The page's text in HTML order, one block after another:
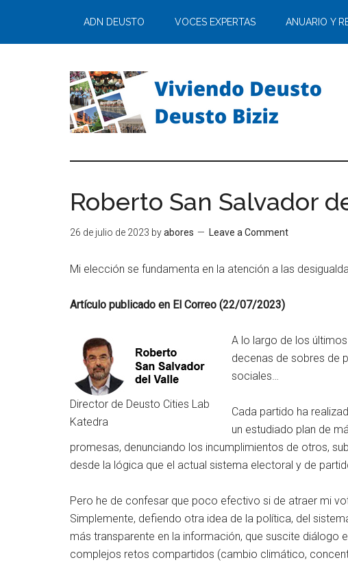
ADN DEUSTO VOCES EXPERTAS ANUARIO Y
Roberto San Salvador
26 de julio de 2023 byabores Leave a Comment
Mi elección se fundamenta en la atención a las
Artículo publicado en El Correo (22/07/2023)
Director de Deusto Cities Lab
Katedra
A lo largo de los
decenas de sobres de
sociales…
Cada partido ha
un estudiado plan de
promesas, denunciando los incumplimientos de otros,
desde la lógica que el actual sistema electoral y de
Pero he de confesar que poco efectivo si de atraer mi
Simplemente, defiendo otra idea de la política, del
más transparente en la información, que suscite diálogo
complejos retos compartidos (cambio climático,